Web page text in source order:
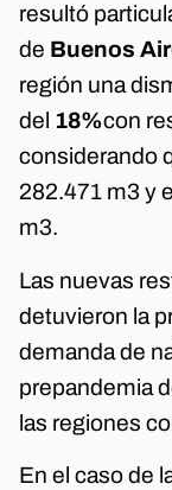
resultó
de Buenos
región una
del 18%con
considerando
282.471 m3 y
m3.
Las nuevas
detuvieron la
demanda de
prepandemia
las regiones
En el caso de